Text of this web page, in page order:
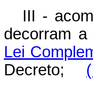
III -
decorram
Lei
Decreto;